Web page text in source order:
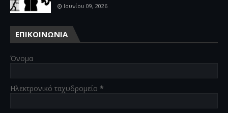
Ιουνίου 09, 2026
ΕΠΙΚΟΙΝΩΝΙΑ
Όνομα
Ηλεκτρονικό ταχυδρομείο *